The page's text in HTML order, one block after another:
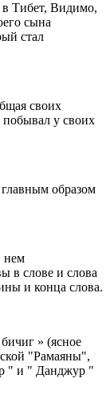
Тибет, Видимо,
сына
стал
своих
у своих
образом
нем
в слове и слова
и конца слова.
» (ясное
"Рамаяны",
" и " Данджур "